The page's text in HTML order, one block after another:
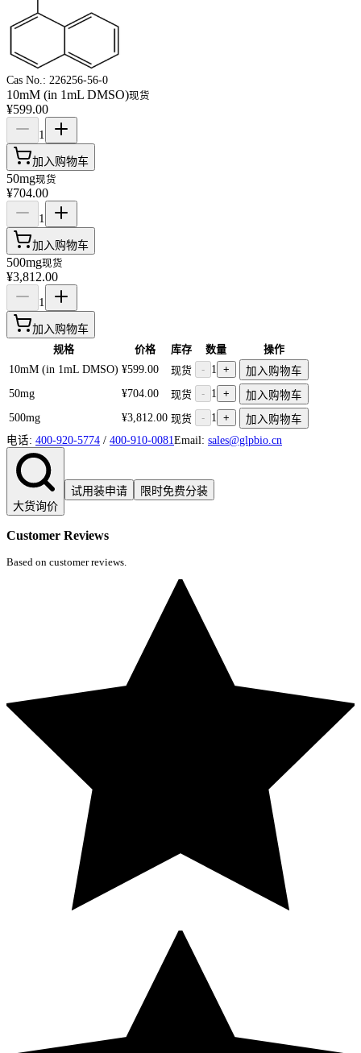
Cas No.: 226256-56-0
10mM (in 1mL DMSO)现货
¥599.00
1
加入购物车
50mg现货
¥704.00
1
加入购物车
500mg现货
¥3,812.00
1
加入购物车
规格 价格 库存 数量
操作
10mM (in 1mL DMSO) ¥599.00 现货 - 1 +
加入购物车
50mg
¥704.00 现货 - 1 +
加入购物车
500mg
¥3,812.00 现货 - 1 +
加入购物车
电话: 400-920-5774 / 400-910-0081 Email: sales@glpbio.cn
大货询价
试用装申请 限时免费分装
Customer Reviews
Based on customer reviews.